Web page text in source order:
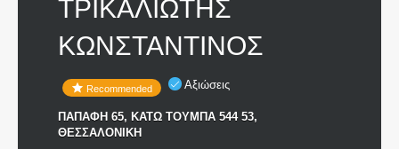
ΤΡΙΚΑΛΙΩΤΗΣ
ΚΩΝΣΤΑΝΤΙΝΟΣ
Recommended Αξιώσεις
ΠΑΠΑΦΗ 65, ΚΑΤΩ ΤΟΥΜΠΑ 544 53,
ΘΕΣΣΑΛΟΝΙΚΗ